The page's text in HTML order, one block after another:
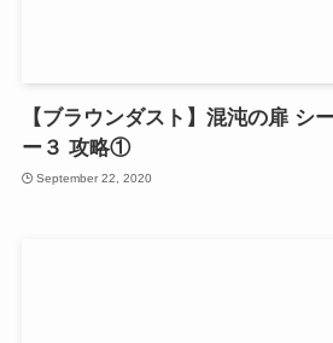
【ブラウンダスト】混沌の扉
ー３ 攻略①
September 22, 2020